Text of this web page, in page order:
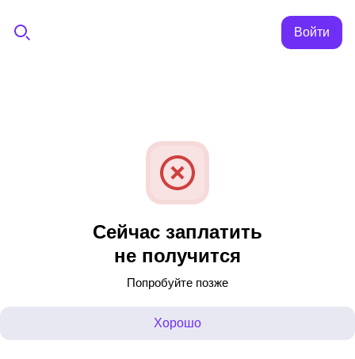
Войти
Сейчас заплатить
не получится
Попробуйте позже
Хорошо